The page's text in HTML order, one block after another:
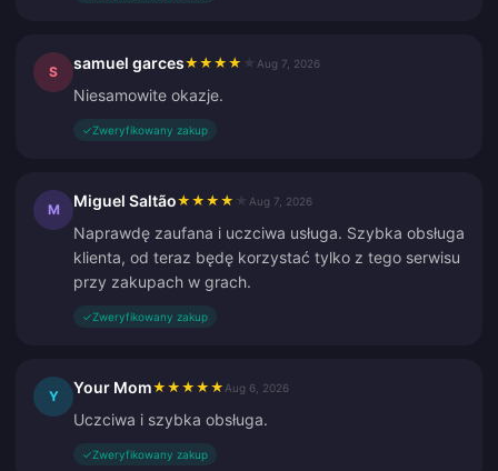
S samuel garces★ ★ ★ ★ Aug 7, 2026
Niesamowite okazje.
✓Zweryfikowany zakup
M Miguel Saltão★ ★ ★ ★ Aug 7, 2026
Naprawdę zaufana i uczciwa usługa. Szybka obsługa
klienta, od teraz będę korzystać tylko z tego serwisu
przy zakupach w grach.
✓Zweryfikowany zakup
Y Your Mom★ ★ ★ ★ ★ Aug 6, 2026
Uczciwa i szybka obsługa.
✓Zweryfikowany zakup